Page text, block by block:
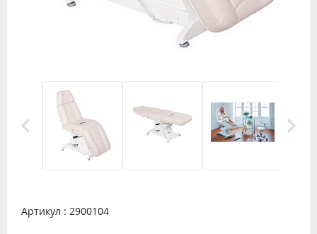
Артикул : 2900104